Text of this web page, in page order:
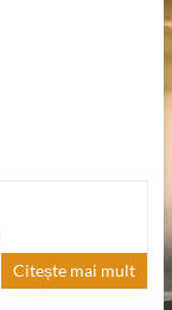
Citește mai mult